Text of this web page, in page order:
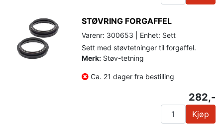
STØVRING FORGAFFEL
Varenr: 300653 | Enhet: Sett
Sett med støvtetninger til forgaffel.
Merk: Støv-tetning
Ca. 21 dager fra bestilling
282,-
Kjøp